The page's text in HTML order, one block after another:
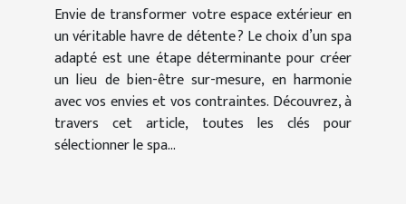
Envie de transformer votre espace extérieur en
un véritable havre de détente ? Le choix d’un spa
adapté est une étape déterminante pour créer
un lieu de bien-être sur-mesure, en harmonie
avec vos envies et vos contraintes. Découvrez, à
travers cet article, toutes les clés pour
sélectionner le spa...